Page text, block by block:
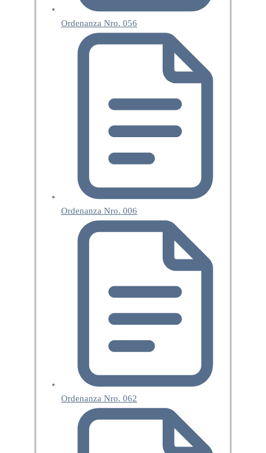
Ordenanza Nro. 056
Ordenanza Nro. 006
Ordenanza Nro. 062